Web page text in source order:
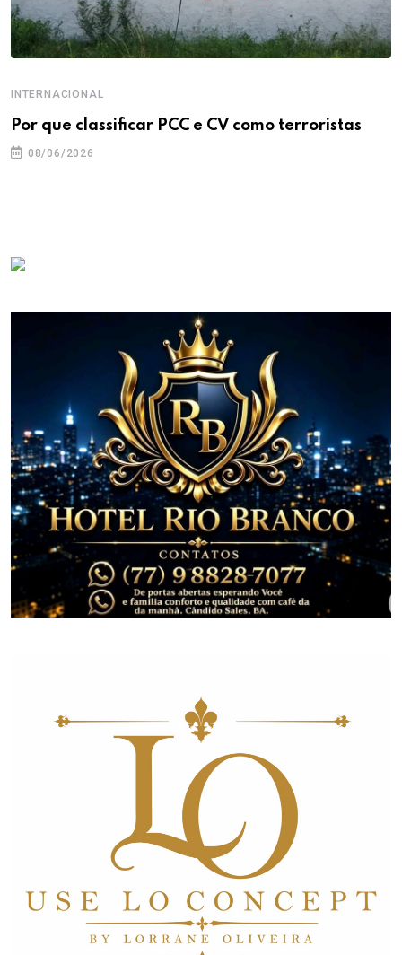
INTERNACIONAL
Por que classificar PCC e CV como terroristas
08/06/2026